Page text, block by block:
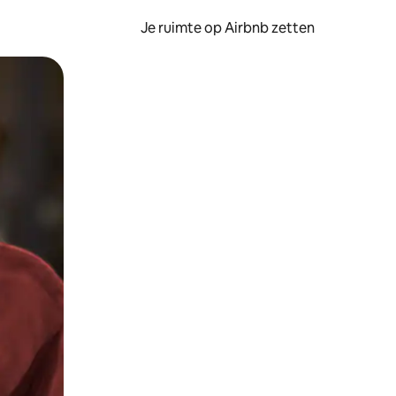
Je ruimte op Airbnb zetten
of swipen.